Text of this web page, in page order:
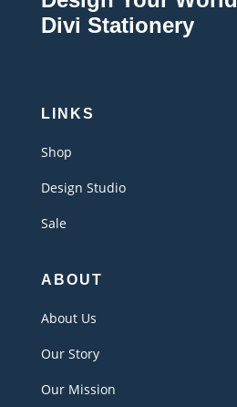
Divi Stationery
LINKS
Shop
Design Studio
Sale
ABOUT
About Us
Our Story
Our Mission